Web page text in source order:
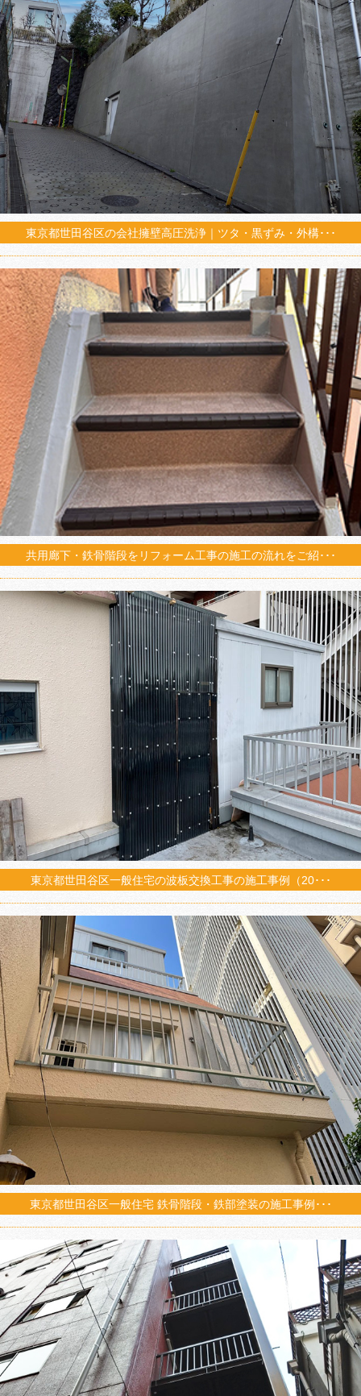
東京都世田谷区の会社擁壁高圧洗浄｜ツタ・黒ずみ・外構･･･
共用廊下・鉄骨階段をリフォーム工事の施工の流れをご紹･･･
東京都世田谷区一般住宅の波板交換工事の施工事例（20･･･
東京都世田谷区一般住宅 鉄骨階段・鉄部塗装の施工事例･･･